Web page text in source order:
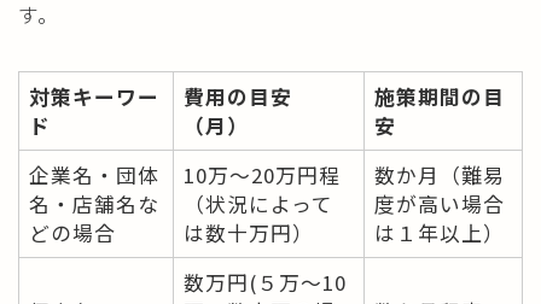
す。
対策キーワー
ド
費用の目安
（月）
施策期間の目
安
企業名・団体
名・店舗名な
どの場合
10万～20万円程
（状況によって
は数十万円）
数か月
（難易
度が高い場合
は１年以上）
数万円(５万～10